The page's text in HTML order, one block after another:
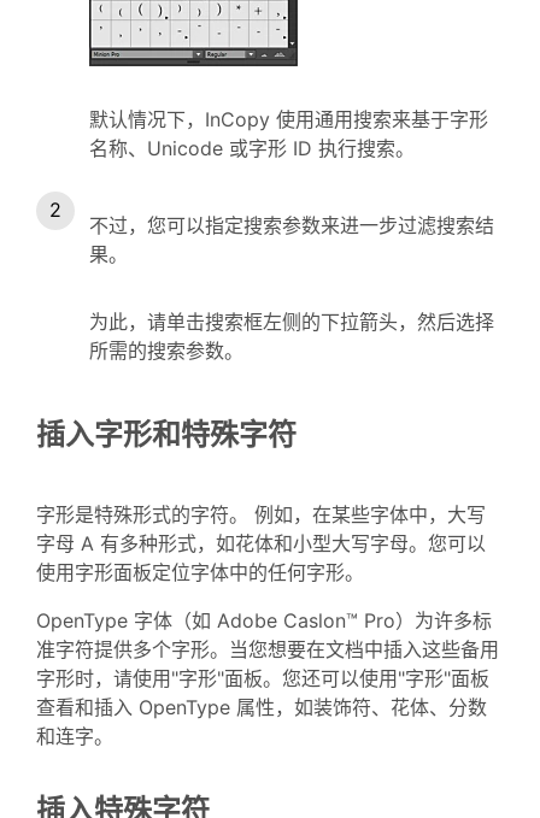
默认情况下，InCopy 使用通用搜索来基于字形
名称、Unicode 或字形 ID 执行搜索。
不过，您可以指定搜索参数来进一步过滤搜索结
果。
为此，请单击搜索框左侧的下拉箭头，然后选择
所需的搜索参数。
插入字形和特殊字符
字形是特殊形式的字符。 例如，在某些字体中，大写
字母 A 有多种形式，如花体和小型大写字母。您可以
使用字形面板定位字体中的任何字形。
OpenType 字体（如 Adobe Caslon™ Pro）为许多标
准字符提供多个字形。当您想要在文档中插入这些备用
字形时，请使用"字形"面板。您还可以使用"字形"面板
查看和插入 OpenType 属性，如装饰符、花体、分数
和连字。
插入特殊字符